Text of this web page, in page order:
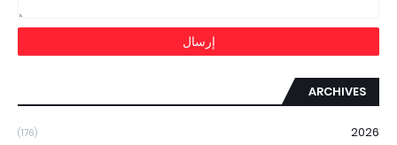
ARCHIVES
2026
(176)